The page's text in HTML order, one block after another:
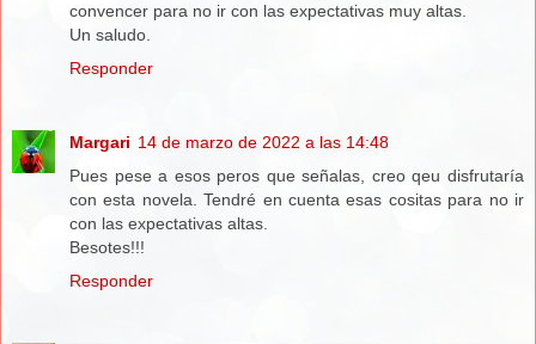
convencer para no ir con las expectativas muy altas.
Un saludo.
Responder
Margari 14 de marzo de 2022 a las 14:48
Pues pese a esos peros que señalas, creo qeu disfrutaría
con esta novela. Tendré en cuenta esas cositas para no ir
con las expectativas altas.
Besotes!!!
Responder